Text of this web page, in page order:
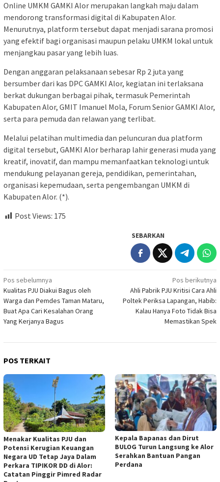
Online UMKM GAMKI Alor merupakan langkah maju dalam
mendorong transformasi digital di Kabupaten Alor.
Menurutnya, platform tersebut dapat menjadi sarana promosi
yang efektif bagi organisasi maupun pelaku UMKM lokal untuk
menjangkau pasar yang lebih luas.
Dengan anggaran pelaksanaan sebesar Rp 2 juta yang
bersumber dari kas DPC GAMKI Alor, kegiatan ini terlaksana
berkat dukungan berbagai pihak, termasuk Pemerintah
Kabupaten Alor, GMIT Imanuel Mola, Forum Senior GAMKI Alor,
serta para pemuda dan relawan yang terlibat.
Melalui pelatihan multimedia dan peluncuran dua platform
digital tersebut, GAMKI Alor berharap lahir generasi muda yang
kreatif, inovatif, dan mampu memanfaatkan teknologi untuk
mendukung pelayanan gereja, pendidikan, pemerintahan,
organisasi kepemudaan, serta pengembangan UMKM di
Kabupaten Alor. (*).
Post Views: 175
SEBARKAN
Navigasi
pos
Pos sebelumnya
Kualitas PJU Diakui Bagus oleh
Warga dan Pemdes Taman Mataru,
Buat Apa Cari Kesalahan Orang
Yang Kerjanya Bagus
Pos berikutnya
Ahli Pabrik PJU Kritisi Cara Ahli
Poltek Periksa Lapangan, Habib:
Kalau Hanya Foto Tidak Bisa
Memastikan Spek
POS TERKAIT
Menakar Kualitas PJU dan
Potensi Kerugian Keuangan
Negara UD Tetap Jaya Dalam
Perkara TIPIKOR DD di Alor:
Catatan Pinggir Pimred Radar
Kepala Bapanas dan Dirut
BULOG Turun Langsung ke Alor
Serahkan Bantuan Pangan
Perdana